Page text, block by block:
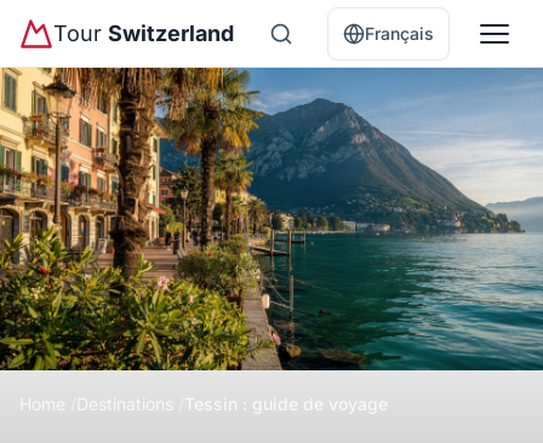
Tour Switzerland Français
Home Destinations Tessin : guide de voyage